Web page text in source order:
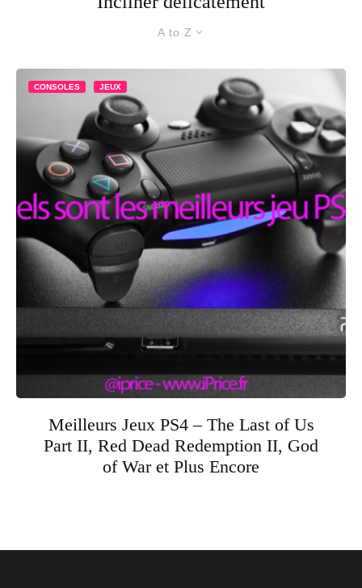
A to Z
CONSOLES JEUX
Meilleurs Jeux PS4 – The Last of Us
Part II, Red Dead Redemption II, God
of War et Plus Encore